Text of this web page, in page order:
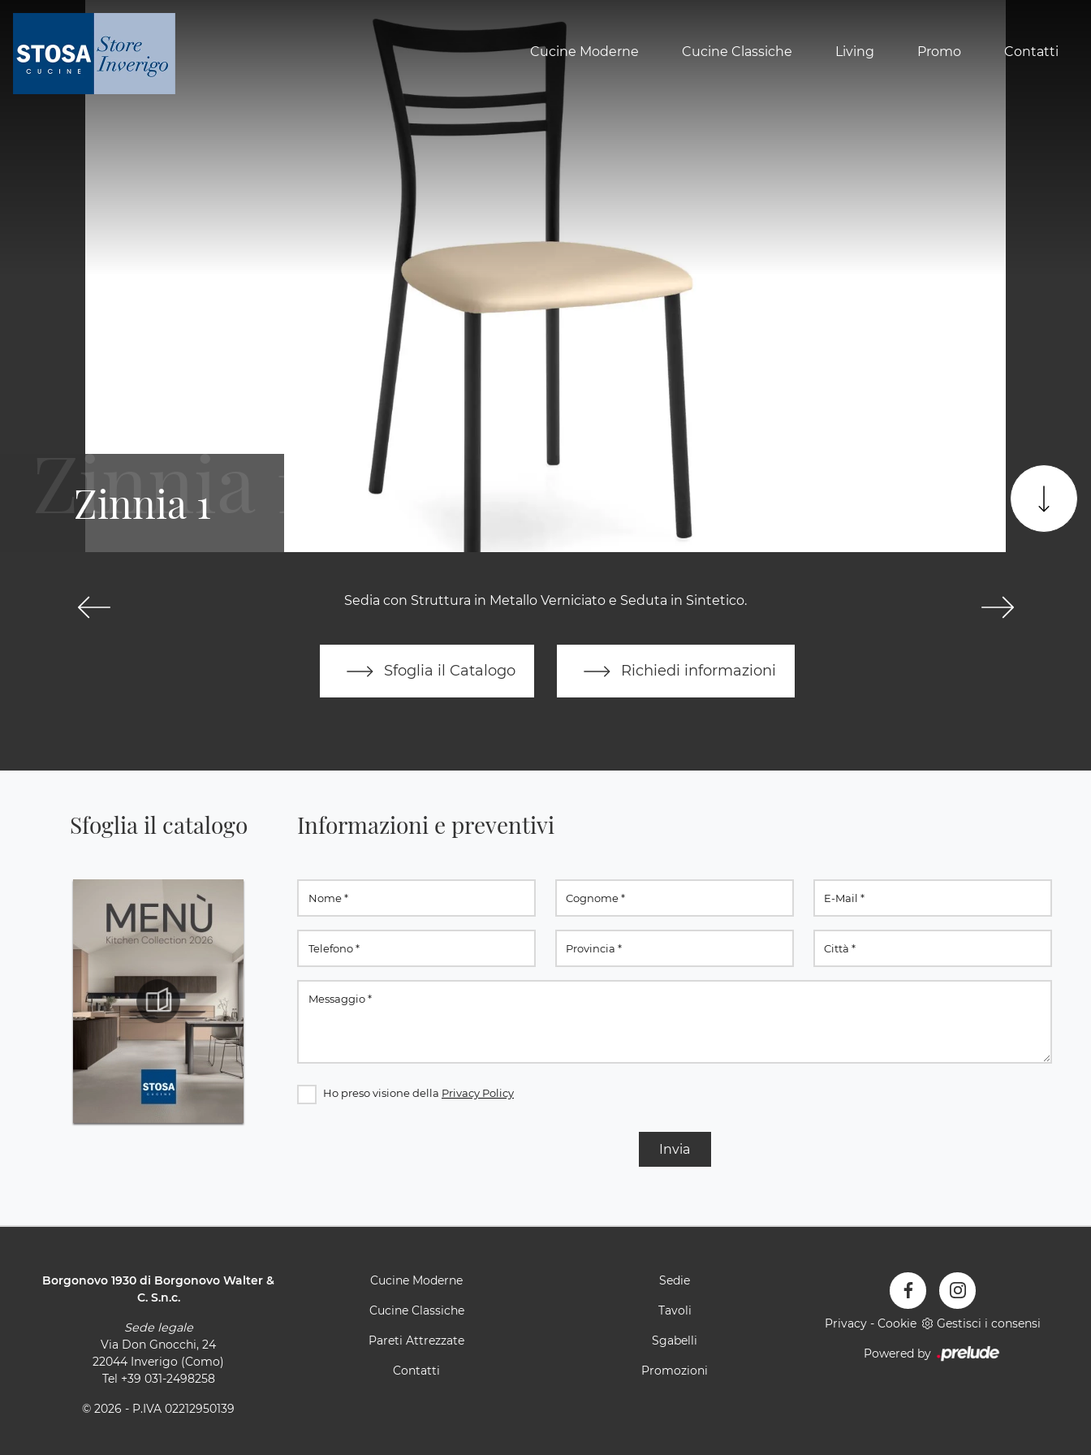
Cucine Moderne Cucine Classiche Living Promo Contatti
Sedia con Struttura in Metallo Verniciato e Seduta in Sintetico.
Sfoglia il Catalogo Richiedi informazioni
Zinnia 1
Sfoglia il catalogo Informazioni e preventivi
Ho preso visione della Privacy Policy
Invia
Borgonovo 1930 di Borgonovo Walter &
C. S.n.c.
Sede legale
Via Don Gnocchi, 24
22044 Inverigo (Como)
Tel +39 031-2498258
© 2026 - P.IVA 02212950139
Cucine Moderne
Cucine Classiche
Pareti Attrezzate
Contatti
Sedie
Tavoli
Sgabelli
Promozioni
Privacy - Cookie Gestisci i consensi
Powered by